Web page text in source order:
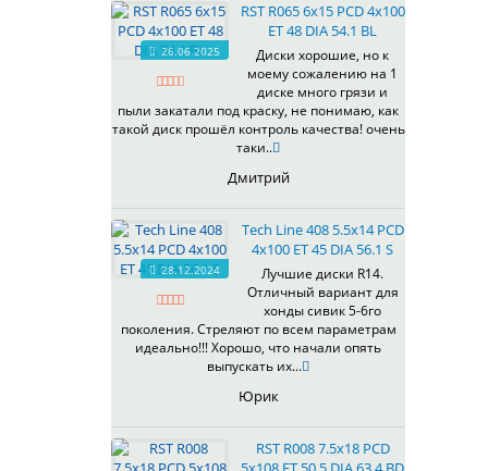
536
537
538
539
540
541
545
546
547
548
573
574
575
602
604
26.06.2025
RST R065 6x15 PCD 4x100
ET 48 DIA 54.1 BL
Диски хорошие, но к
моему сожалению на 1
диске много грязи и
пыли закатали под краску, не понимаю, как
такой диск прошёл контроль качества! очень
таки..
Дмитрий
28.12.2024
Tech Line 408 5.5x14 PCD
4x100 ET 45 DIA 56.1 S
Лучшие диски R14.
Отличный вариант для
хонды сивик 5-6го
поколения. Стреляют по всем параметрам
идеально!!! Хорошо, что начали опять
выпускать их...
Юрик
RST R008 7.5x18 PCD